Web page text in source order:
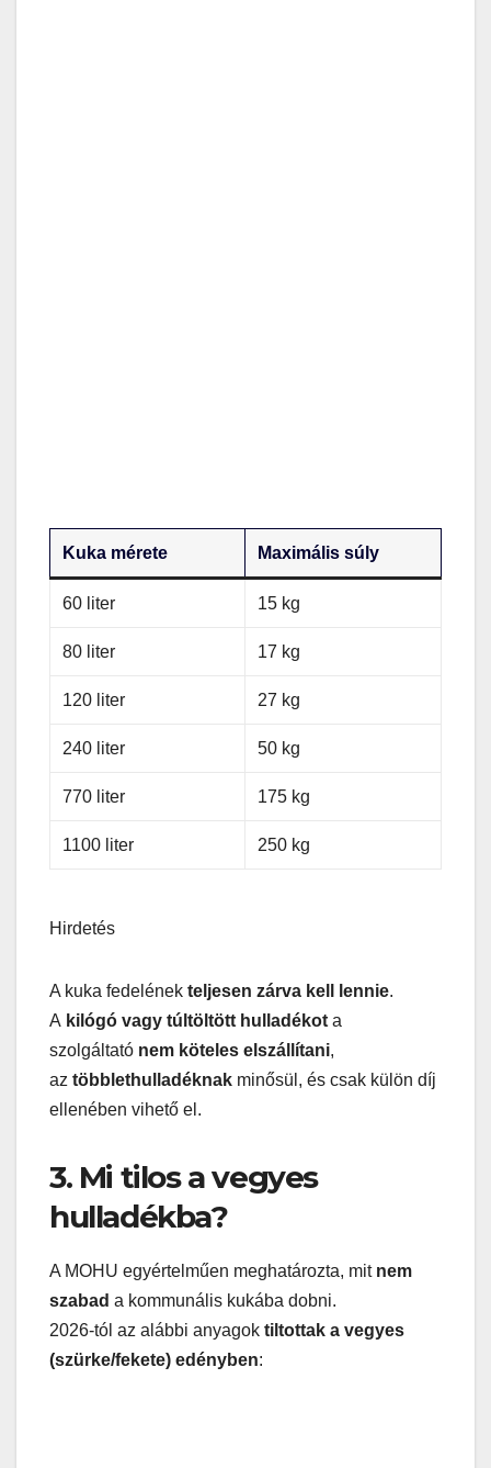
Kuka mérete Maximális súly
60 liter 15 kg
80 liter 17 kg
120 liter 27 kg
240 liter 50 kg
770 liter 175 kg
1100 liter 250 kg
Hirdetés
A kuka fedelének teljesen zárva kell lennie.
A kilógó vagy túltöltött hulladékot a
szolgáltató nem köteles elszállítani,
az többlethulladéknak minősül, és csak külön díj
ellenében vihető el.
3. Mi tilos a vegyes
hulladékba?
A MOHU egyértelműen meghatározta, mit nem
szabad a kommunális kukába dobni.
2026-tól az alábbi anyagok tiltottak a vegyes
(szürke/fekete) edényben: